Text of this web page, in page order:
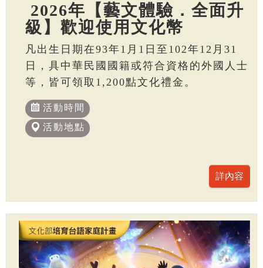
2026年【藝文體驗．全面升
級】歡迎使用文化幣
凡出生日期在93年1月1日至102年12月31
日，具中華民國國籍或符合資格的外國人士
等，皆可領取1,200點文化禮金。
活動時間
活動地點